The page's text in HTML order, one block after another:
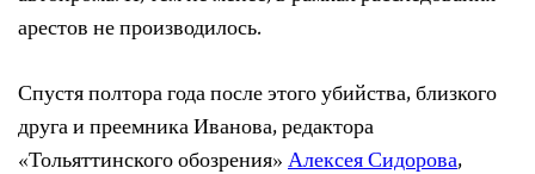
арестов не производилось.
Спустя полтора года после этого убийства, близкого
друга и преемника Иванова, редактора
«Тольяттинского обозрения»Алексея Сидорова,